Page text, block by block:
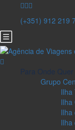
(+351) 912 219
Para Onde
Grupo
Ilha
Ilha
Ilha
Ilha